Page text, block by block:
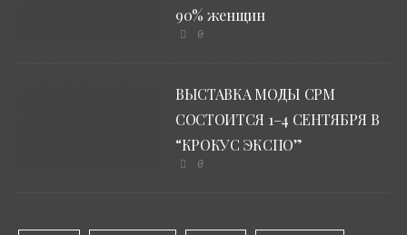
90% женщин
0
ВЫСТАВКА МОДЫ CPM
СОСТОИТСЯ 1–4 СЕНТЯБРЯ В
“КРОКУС ЭКСПО”
0